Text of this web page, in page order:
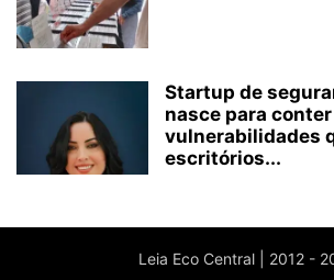
Startup de
nasce para conter
vulnerabilidades
escritórios...
Leia Eco Central | 2012 -